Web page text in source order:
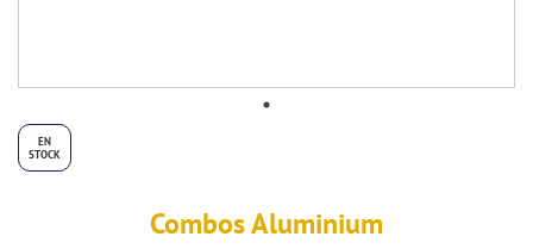
EN
STOCK
Combos Aluminium